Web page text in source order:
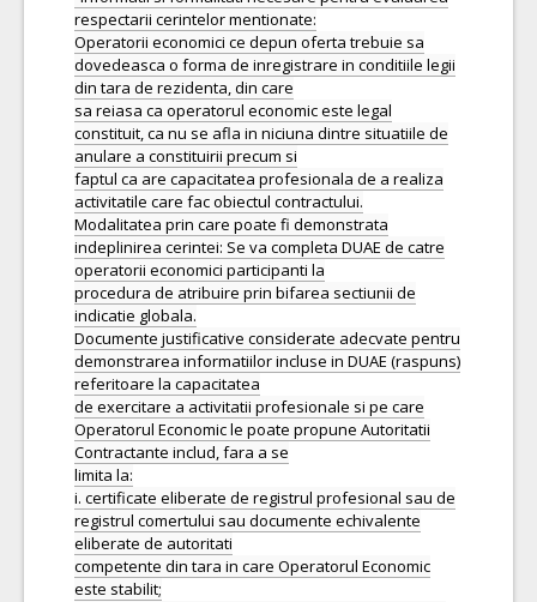
respectarii cerintelor mentionate:
Operatorii economici ce depun oferta trebuie sa
dovedeasca o forma de inregistrare in conditiile legii
din tara de rezidenta, din care
sa reiasa ca operatorul economic este legal
constituit, ca nu se afla in niciuna dintre situatiile de
anulare a constituirii precum si
faptul ca are capacitatea profesionala de a realiza
activitatile care fac obiectul contractului.
Modalitatea prin care poate fi demonstrata
indeplinirea cerintei: Se va completa DUAE de catre
operatorii economici participanti la
procedura de atribuire prin bifarea sectiunii de
indicatie globala.
Documente justificative considerate adecvate pentru
demonstrarea informatiilor incluse in DUAE (raspuns)
referitoare la capacitatea
de exercitare a activitatii profesionale si pe care
Operatorul Economic le poate propune Autoritatii
Contractante includ, fara a se
limita la:
i. certificate eliberate de registrul profesional sau de
registrul comertului sau documente echivalente
eliberate de autoritati
competente din tara in care Operatorul Economic
este stabilit;